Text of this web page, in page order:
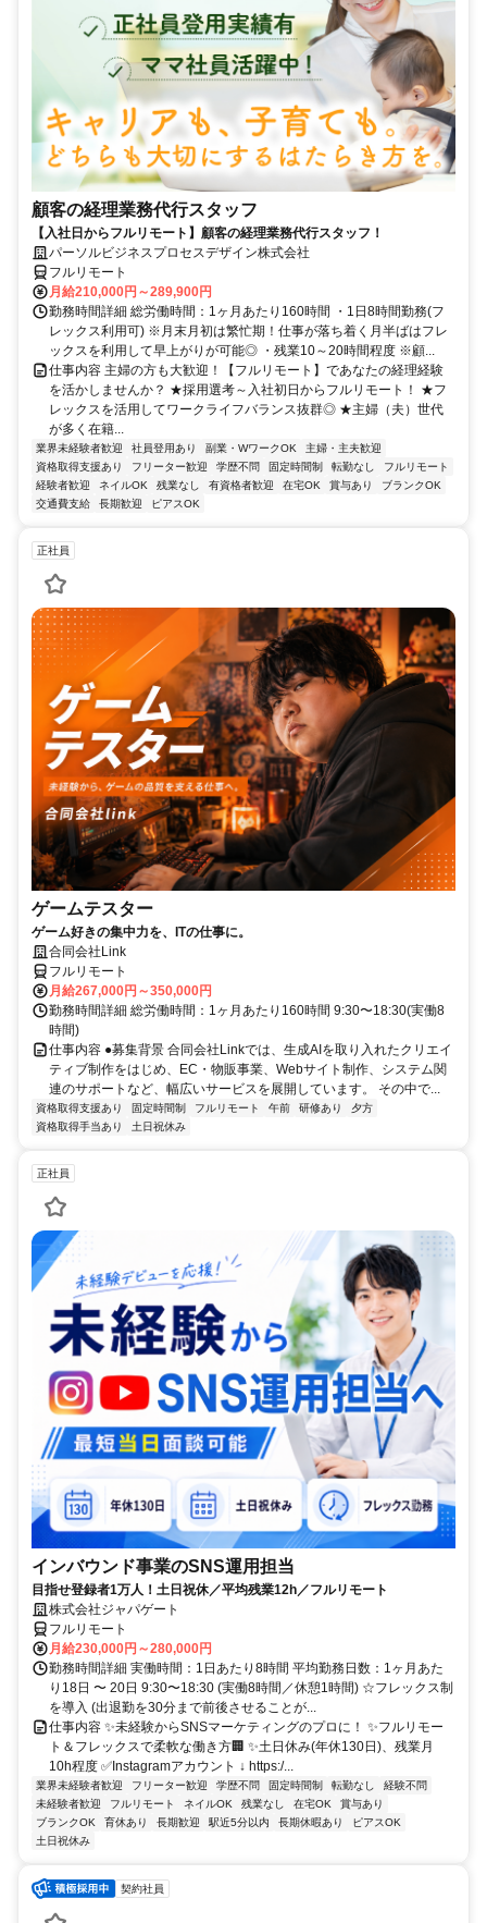
顧客の経理業務代行スタッフ
【入社日からフルリモート】顧客の経理業務代行スタッフ！
パーソルビジネスプロセスデザイン株式会社
フルリモート
月給210,000円～289,900円
勤務時間詳細 総労働時間：1ヶ月あたり160時間 ・1日8時間勤務(フ
レックス利用可) ※月末月初は繁忙期！仕事が落ち着く月半ばはフレ
ックスを利用して早上がりが可能◎ ・残業10～20時間程度 ※顧...
仕事内容 主婦の方も大歓迎！【フルリモート】であなたの経理経験
を活かしませんか？ ★採用選考～入社初日からフルリモート！ ★フ
レックスを活用してワークライフバランス抜群◎ ★主婦（夫）世代
が多く在籍...
業界未経験者歓迎 社員登用あり 副業・WワークOK
主婦・主夫歓迎
資格取得支援あり
フリーター歓迎 学歴不問 固定時間制 転勤なし
フルリモート
経験者歓迎
ネイルOK 残業なし 有資格者歓迎 在宅OK 賞与あり
ブランクOK
交通費支給
長期歓迎 ピアスOK
正社員
ゲームテスター
ゲーム好きの集中力を、ITの仕事に。
合同会社Link
フルリモート
月給267,000円～350,000円
勤務時間詳細 総労働時間：1ヶ月あたり160時間 9:30〜18:30(実働8
時間)
仕事内容 ●募集背景 合同会社Linkでは、生成AIを取り入れたクリエイ
ティブ制作をはじめ、EC・物販事業、Webサイト制作、システム関
連のサポートなど、幅広いサービスを展開しています。 その中で...
資格取得支援あり 固定時間制 フルリモート 午前 研修あり
夕方
資格取得手当あり
土日祝休み
正社員
インバウンド事業のSNS運用担当
目指せ登録者1万人！土日祝休／平均残業12h／フルリモート
株式会社ジャパゲート
フルリモート
月給230,000円～280,000円
勤務時間詳細 実働時間：1日あたり8時間 平均勤務日数：1ヶ月あた
り18日 〜 20日 9:30〜18:30 (実働8時間／休憩1時間) ☆フレックス制
を導入 (出退勤を30分まで前後させることが...
仕事内容 ✨未経験からSNSマーケティングのプロに！ ✨フルリモー
ト＆フレックスで柔軟な働き方🏢 ✨土日休み(年休130日)、残業月
10h程度 ✅Instagramアカウント ↓ https:/...
業界未経験者歓迎 フリーター歓迎 学歴不問 固定時間制 転勤なし
経験不問
未経験者歓迎
フルリモート ネイルOK 残業なし 在宅OK
賞与あり
ブランクOK
育休あり 長期歓迎 駅近5分以内 長期休暇あり
ピアスOK
土日祝休み
契約社員